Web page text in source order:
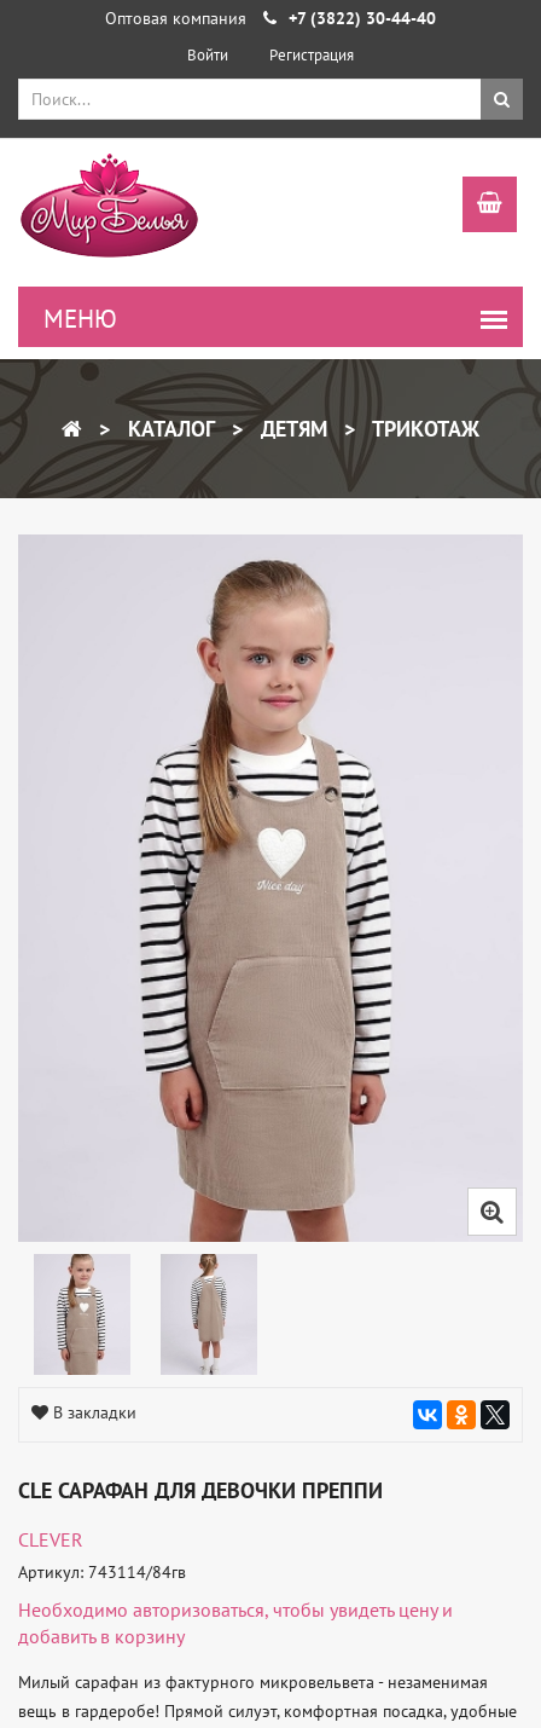
Оптовая компания +7 (3822) 30-44-40
Войти Регистрация
КАТАЛОГ ДЕТЯМ ТРИКОТАЖ
В закладки
CLE САРАФАН ДЛЯ ДЕВОЧКИ ПРЕППИ
CLEVER
Артикул: 743114/84гв
Необходимо авторизоваться, чтобы увидеть цену и
добавить в корзину
Милый сарафан из фактурного микровельвета - незаменимая
вещь в гардеробе! Прямой силуэт, комфортная посадка, удобные